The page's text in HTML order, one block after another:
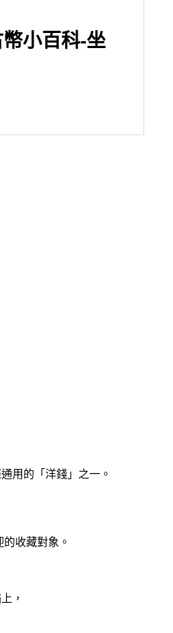
小百科-坐
用的「洋錢」之一。
收藏對象。
，